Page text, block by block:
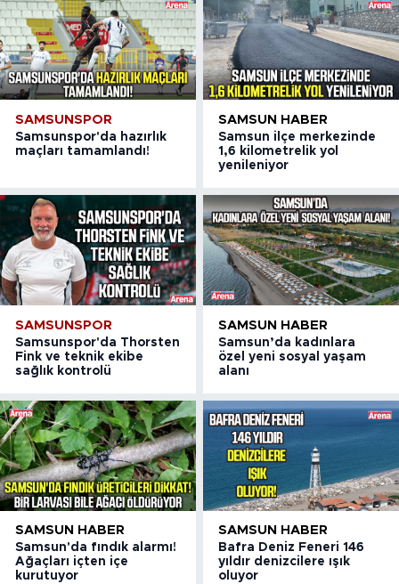
SAMSUNSPOR
Samsunspor'da hazırlık
maçları tamamlandı!
SAMSUN HABER
Samsun ilçe merkezinde
1,6 kilometrelik yol
yenileniyor
SAMSUNSPOR
Samsunspor'da Thorsten
Fink ve teknik ekibe
sağlık kontrolü
SAMSUN HABER
Samsun’da kadınlara
özel yeni sosyal yaşam
alanı
SAMSUN HABER
Samsun'da fındık alarmı!
Ağaçları içten içe
kurutuyor
SAMSUN HABER
Bafra Deniz Feneri 146
yıldır denizcilere ışık
oluyor